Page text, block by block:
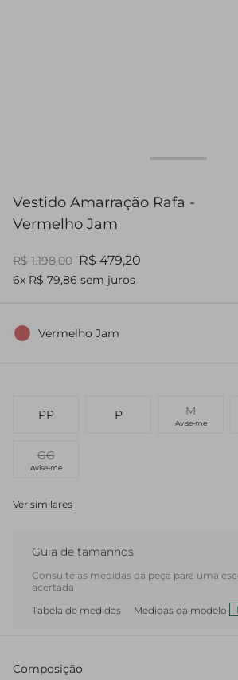
Vestido Amarração Rafa -
Vermelho Jam
R$ 1.198,00 R$ 479,20
6x R$ 79,86 sem juros
Vermelho Jam
PP P M
Avise-me
GG
Avise-me
Ver similares
Guia de tamanhos
Consulte as medidas da peça para uma
acertada
Tabela de medidas
Medidas da modelo
Composição